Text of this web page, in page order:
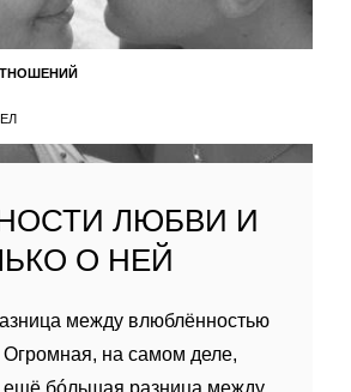
ЛЮБВИ И
О НЕЙ
между влюблённостью
на самом деле,
ещё бóльшая разница между